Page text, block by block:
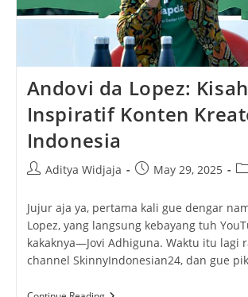
Andovi da Lopez: Kisah
Inspiratif Konten
Indonesia
PostAditya Widjaja
PostMay 29, 2025
Jujur aja ya, pertama kali gue dengar
Lopez, yang langsung kebayang tuh
kakaknya—Jovi Adhiguna. Waktu itu lagi
channel SkinnyIndonesian24, dan gue